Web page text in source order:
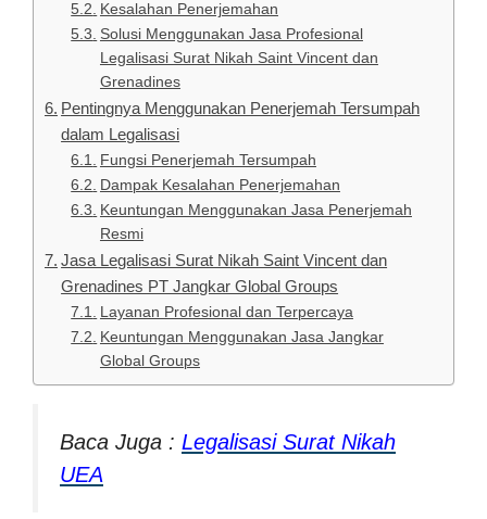
Kesalahan Penerjemahan
Solusi Menggunakan Jasa Profesional
Legalisasi Surat Nikah Saint Vincent dan
Grenadines
Pentingnya Menggunakan Penerjemah Tersumpah
dalam Legalisasi
Fungsi Penerjemah Tersumpah
Dampak Kesalahan Penerjemahan
Keuntungan Menggunakan Jasa Penerjemah
Resmi
Jasa Legalisasi Surat Nikah Saint Vincent dan
Grenadines PT Jangkar Global Groups
Layanan Profesional dan Terpercaya
Keuntungan Menggunakan Jasa Jangkar
Global Groups
Baca Juga : Legalisasi Surat Nikah
UEA